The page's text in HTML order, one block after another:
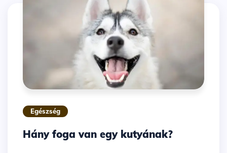
Egészség
Hány foga van egy kutyának?